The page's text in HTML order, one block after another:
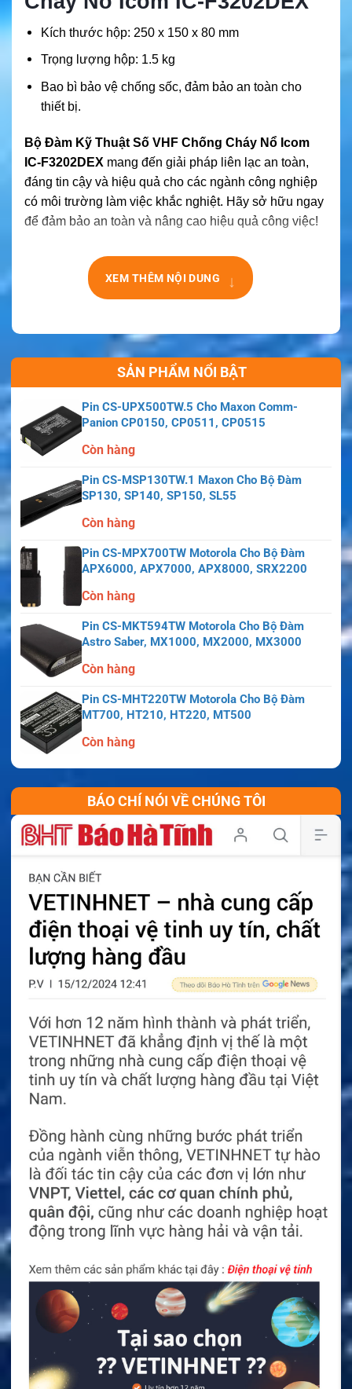
Kích thước hộp: 250 x 150 x 80 mm
Trọng lượng hộp: 1.5 kg
Bao bì bảo vệ chống sốc, đảm bảo an toàn cho
thiết bị.
Bộ Đàm Kỹ Thuật Số VHF Chống Cháy Nổ Icom
IC-F3202DEX mang đến giải pháp liên lạc an toàn,
đáng tin cậy và hiệu quả cho các ngành công nghiệp
có môi trường làm việc khắc nghiệt. Hãy sở hữu ngay
để đảm bảo an toàn và nâng cao hiệu quả công việc!
XEM THÊM NỘI DUNG ↓
SẢN PHẨM NỔI BẬT
Pin CS-UPX500TW.5 Cho Maxon Comm-
Panion CP0150, CP0511, CP0515
Còn hàng
Pin CS-MSP130TW.1 Maxon Cho Bộ Đàm
SP130, SP140, SP150, SL55
Còn hàng
Pin CS-MPX700TW Motorola Cho Bộ Đàm
APX6000, APX7000, APX8000, SRX2200
Còn hàng
Pin CS-MKT594TW Motorola Cho Bộ Đàm
Astro Saber, MX1000, MX2000, MX3000
Còn hàng
Pin CS-MHT220TW Motorola Cho Bộ Đàm
MT700, HT210, HT220, MT500
Còn hàng
BÁO CHÍ NÓI VỀ CHÚNG TÔI